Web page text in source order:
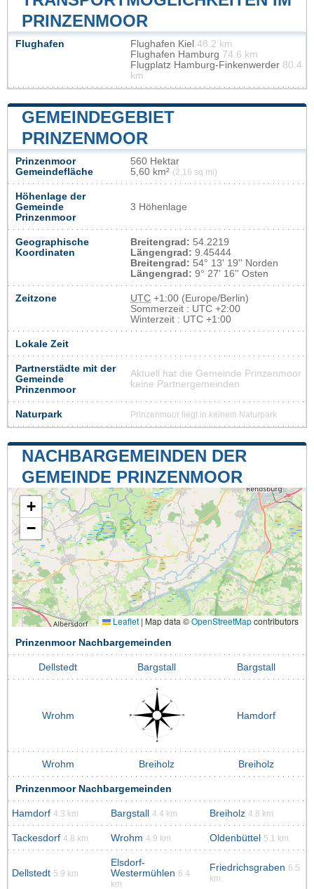
PRINZENMOOR
Flughafen Flughafen Kiel 48.2 km
Flughafen Hamburg 74.6 km
Flugplatz Hamburg-Finkenwerder 80.4
km
GEMEINDEGEBIET
PRINZENMOOR
Prinzenmoor
Gemeindefläche
560 Hektar
5,60 km² (2,16 sq mi)
Höhenlage der
Gemeinde
Prinzenmoor
3 Höhenlage
Geographische
Koordinaten
Breitengrad: 54.2219
Längengrad: 9.45444
Breitengrad: 54° 13' 19'' Norden
Längengrad: 9° 27' 16'' Osten
Zeitzone UTC +1:00 (Europe/Berlin)
Sommerzeit : UTC +2:00
Winterzeit : UTC +1:00
Lokale Zeit
Partnerstädte mit der
Gemeinde
Prinzenmoor
Aktuell hat die Gemeinde Prinzenmoor
keine Partnergemeinden
Naturpark Prinzenmoor liegt in keinem Naturpark
NACHBARGEMEINDEN DER
GEMEINDE PRINZENMOOR
+
−
Leaflet | Map data ©OpenStreetMapcontributors
Prinzenmoor Nachbargemeinden
Dellstedt Bargstall Bargstall
Wrohm Hamdorf
Wrohm Breiholz Breiholz
Prinzenmoor Nachbargemeinden
Hamdorf 4.3 km Bargstall 4.4 km Breiholz 4.8 km
Tackesdorf 4.8 km Wrohm 4.9 km Oldenbüttel 5.1 km
Dellstedt 5.9 km
Elsdorf-
Westermühlen 6.4
km
Friedrichsgraben 6.5
km